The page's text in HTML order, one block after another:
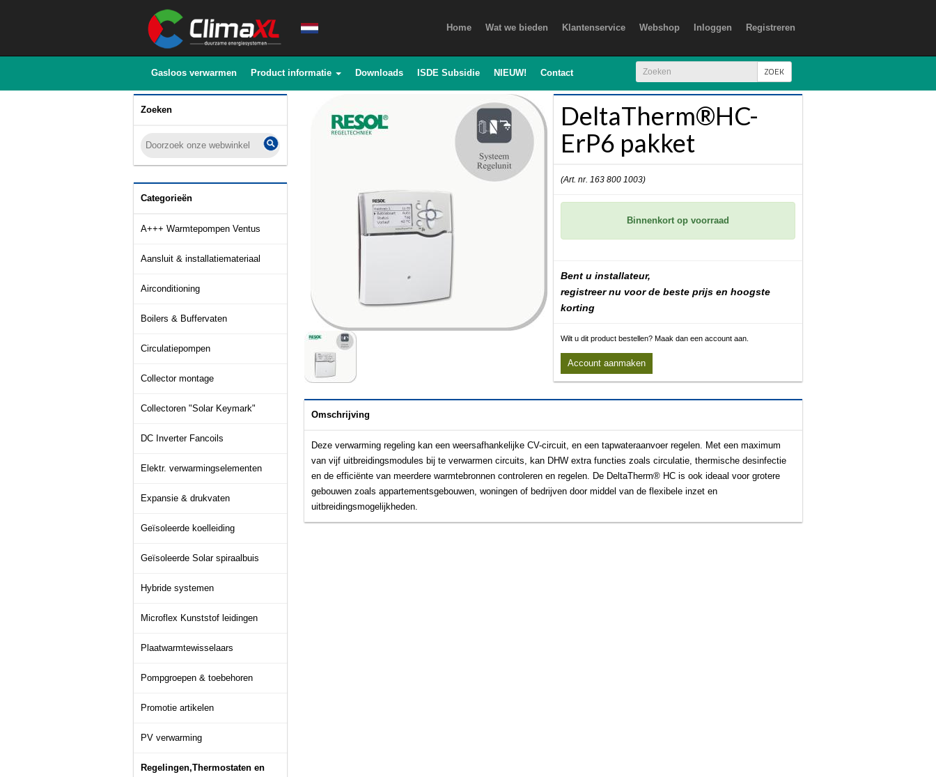
Home Wat we bieden Klantenservice Webshop Inloggen Registreren
Gasloos verwarmen Product informatie Downloads ISDE Subsidie NIEUW! Contact ZOEK
Zoeken
Categorieën
A+++ Warmtepompen Ventus
Aansluit & installatiemateriaal
Airconditioning
Boilers & Buffervaten
Circulatiepompen
Collector montage
Collectoren "Solar Keymark"
DC Inverter Fancoils
Elektr. verwarmingselementen
Expansie & drukvaten
Geïsoleerde koelleiding
Geïsoleerde Solar spiraalbuis
Hybride systemen
Microflex Kunststof leidingen
Plaatwarmtewisselaars
Pompgroepen & toebehoren
Promotie artikelen
PV verwarming
Regelingen,Thermostaten en
DeltaTherm®HC-
ErP6 pakket
(Art. nr. 163 800 1003)
Binnenkort op voorraad
Bent u installateur,
registreer nu voor de beste prijs en hoogste
korting
Wilt u dit product bestellen? Maak dan een account aan.
Account aanmaken
Omschrijving
Deze verwarming regeling kan een weersafhankelijke CV-circuit, en een tapwateraanvoer regelen. Met een maximum
van vijf uitbreidingsmodules bij te verwarmen circuits, kan DHW extra functies zoals circulatie, thermische desinfectie
en de efficiënte van meerdere warmtebronnen controleren en regelen. De DeltaTherm® HC is ook ideaal voor grotere
gebouwen zoals appartementsgebouwen, woningen of bedrijven door middel van de flexibele inzet en
uitbreidingsmogelijkheden.